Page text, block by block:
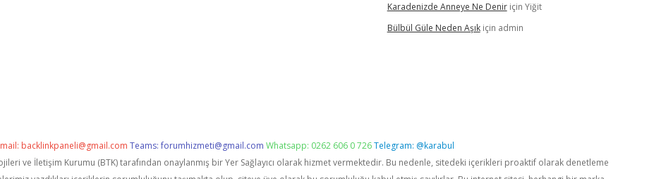
Karadenizde Anneye Ne Deniriçin Yiğit
Bülbül Güle Neden Aşıkiçin admin
backlinkpaneli@gmail.com Teams:forumhizmeti@gmail.com Whatsapp: 0262 606 0 726Telegram: @karabul
ve İletişim Kurumu (BTK) tarafından onaylanmış bir Yer Sağlayıcı olarak hizmet vermektedir. Bu nedenle, sitedeki içerikleri proaktif olarak denetleme